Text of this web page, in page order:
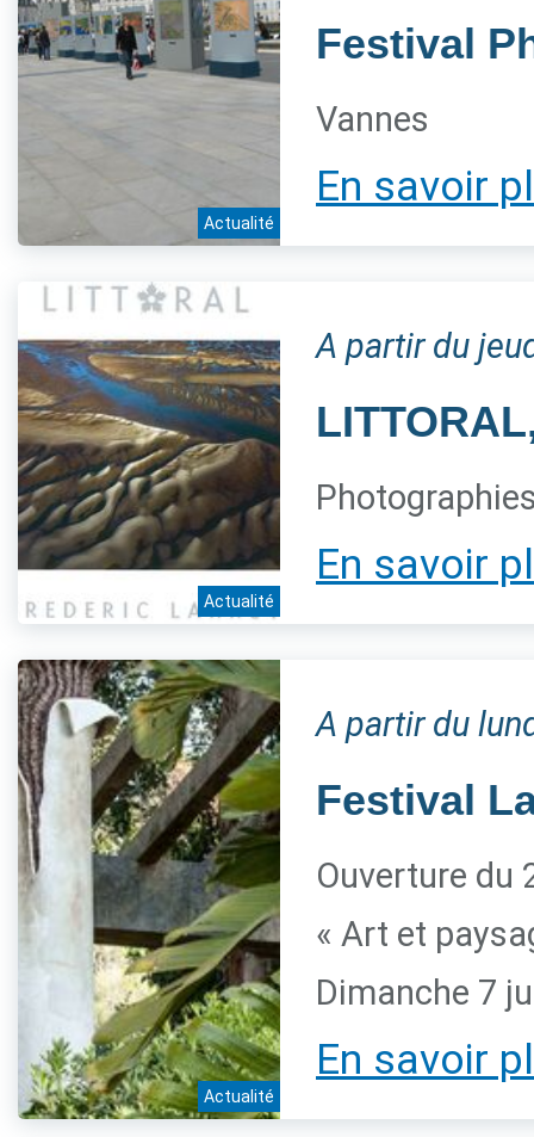
Actualité
Festival
Vannes
En savoir
Actualité
A partir du
En savoir
Actualité
A partir du
Festival
Ouverture du
« Art et
Dimanche 7
En savoir